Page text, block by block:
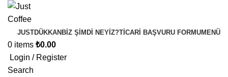
JUSTDÜKKAN BIZ ŞIMDI NEYIZ?TICARI BAŞVURU FORMUMENÜ
0 items ₺0.00
Login / Register
Search